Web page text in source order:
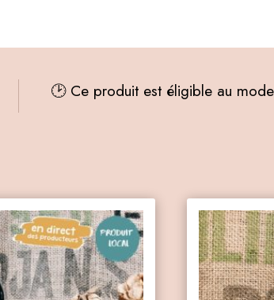
🕑 Ce produit est éligible au